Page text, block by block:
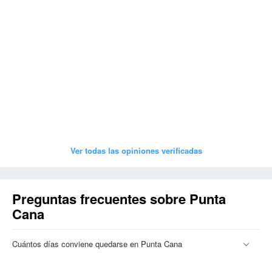
Ver todas las opiniones verificadas
Preguntas frecuentes sobre Punta
Cana
Cuántos días conviene quedarse en Punta Cana